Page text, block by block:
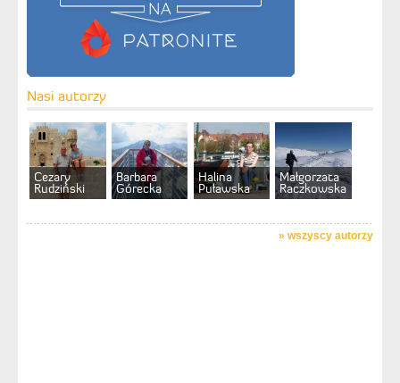
Nasi autorzy
Cezary
Rudziński
Barbara
Górecka
Halina
Puławska
Małgorzata
Raczkowska
» wszyscy autorzy